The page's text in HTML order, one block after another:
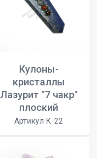
Кулоны-
кристаллы
Лазурит "7 чакр"
плоский
Артикул К-22